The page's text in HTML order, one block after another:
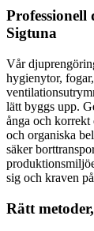
Sigtuna
Vår
hygienytor,
lätt byggs upp.
ånga och korrekt
och organiska
säker
sig och kraven
Rätt